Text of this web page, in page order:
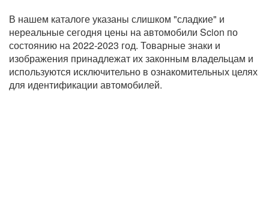
В нашем каталоге указаны слишком "сладкие" и
нереальные сегодня цены на автомобили Scion по
состоянию на 2022-2023 год. Товарные знаки и
изображения принадлежат их законным владельцам и
используются исключительно в ознакомительных целях
для идентификации автомобилей.